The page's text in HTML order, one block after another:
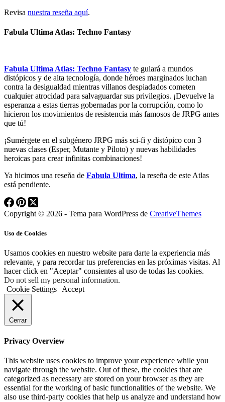
Revisa nuestra reseña aquí.
Fabula Ultima Atlas: Techno Fantasy
Fabula Ultima Atlas: Techno Fantasy te guiará a mundos
distópicos y de alta tecnología, donde héroes marginados luchan
contra la desigualdad mientras villanos despiadados cometen
cualquier atrocidad para salvaguardar sus privilegios. ¡Devuelve la
esperanza a estas tierras gobernadas por la corrupción, como lo
hicieron los movimientos de resistencia más famosos de JRPG antes
que tú!
¡Sumérgete en el subgénero JRPG más sci-fi y distópico con 3
nuevas clases (Esper, Mutante y Piloto) y nuevas habilidades
heroicas para crear infinitas combinaciones!
Ya hicimos una reseña de Fabula Ultima, la reseña de este Atlas
está pendiente.
Copyright © 2026 - Tema para WordPress de CreativeThemes
Uso de Cookies
Usamos cookies en nuestro website para darte la experiencia más
relevante, y para recordar tus preferencias en las próximas visitas. Al
hacer click en "Aceptar" consientes al uso de todas las cookies.
Do not sell my personal information.
Cookie Settings Accept
Cerrar
Privacy Overview
This website uses cookies to improve your experience while you
navigate through the website. Out of these, the cookies that are
categorized as necessary are stored on your browser as they are
essential for the working of basic functionalities of the website. We
also use third-party cookies that help us analyze and understand how